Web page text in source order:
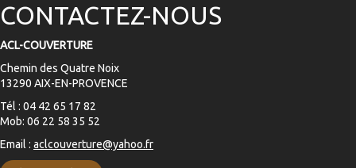
CONTACTEZ-NOUS
ACL-COUVERTURE
Chemin des Quatre Noix
13290 AIX-EN-PROVENCE
Tél : 04 42 65 17 82
Mob: 06 22 58 35 52
Email : aclcouverture@yahoo.fr